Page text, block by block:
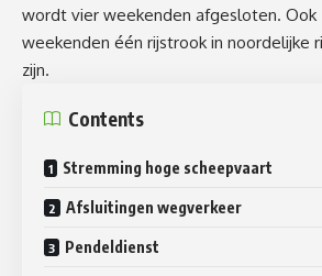
wordt vier weekenden afgesloten. Ook
weekenden één rijstrook in noordelijke
zijn.
Contents
Stremming hoge scheepvaart
Afsluitingen wegverkeer
Pendeldienst